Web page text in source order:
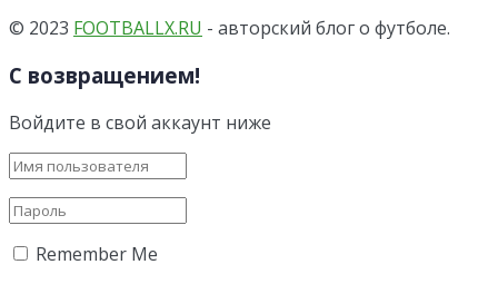
© 2023 FOOTBALLX.RU - авторский блог о футболе.
С возвращением!
Войдите в свой аккаунт ниже
Remember Me